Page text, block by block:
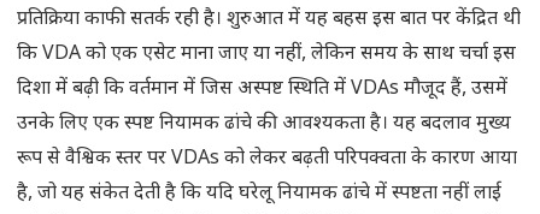
प्रतिक्रिया काफी सतर्क रही है। शुरुआत में यह बहस इस बात पर केंद्रित थी
कि VDA को एक एसेट माना जाए या नहीं, लेकिन समय के साथ चर्चा इस
दिशा में बढ़ी कि वर्तमान में जिस अस्पष्ट स्थिति में VDAs मौजूद हैं, उसमें
उनके लिए एक स्पष्ट नियामक ढांचे की आवश्यकता है। यह बदलाव मुख्य
रूप से वैश्विक स्तर पर VDAs को लेकर बढ़ती परिपक्वता के कारण आया
है, जो यह संकेत देती है कि यदि घरेलू नियामक ढांचे में स्पष्टता नहीं लाई